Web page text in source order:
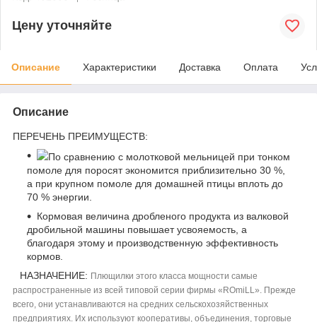
Цену уточняйте
Описание Характеристики Доставка Оплата
Описание
ПЕРЕЧЕНЬ ПРЕИМУЩЕСТВ:
По сравнению с молотковой мельницей при тонком
помоле для поросят экономится приблизительно 30 %,
а при крупном помоле для домашней птицы вплоть до
70 % энергии.
Кормовая величина дробленого продукта из валковой
дробильной машины повышает усвояемость, а
благодаря этому и производственную эффективность
кормов.
НАЗНАЧЕНИЕ: Плющилки этого класса мощности самые
распространенные из всей типовой серии фирмы «ROmiLL». Прежде
всего, они устанавливаются на средних сельскохозяйственных
предприятиях. Их используют кооперативы, объединения, торговые